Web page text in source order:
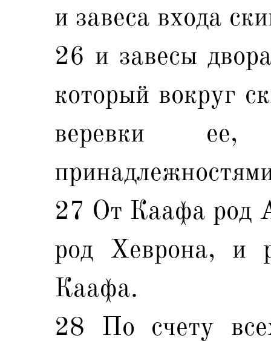
и завеса входа
26 и завесы
который вокруг
веревки
27 От Каафа род
род Хеврона, и
Каафа.
28 По счету